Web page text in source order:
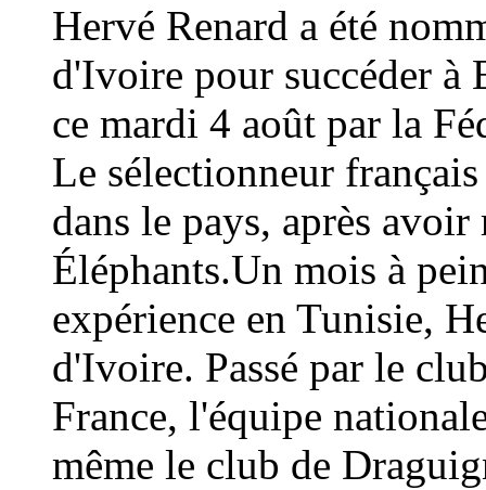
Hervé Renard a été
d'Ivoire pour succéder à
ce mardi 4 août par la
Le sélectionneur
dans le pays, après
Éléphants.Un mois à
expérience en Tunisie,
d'Ivoire. Passé par le
France, l'équipe
même le club de